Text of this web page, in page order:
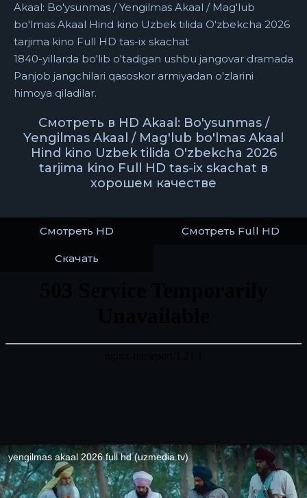
Akaal: Bo'ysunmas / Yengilmas Akaal / Mag'lub
bo'lmas Akaal Hind kino Uzbek tilida O'zbekcha 2026
tarjima kino Full HD tas-ix skachat
1840-yillarda bo'lib o'tadigan ushbu jangovar dramada
Panjob jangchilari qasoskor armiyadan o'zlarini
himoya qiladilar.
Смотреть в HD Akaal: Bo'ysunmas /
Yengilmas Akaal / Mag'lub bo'lmas Akaal
Hind kino Uzbek tilida O'zbekcha 2026
tarjima kino Full HD tas-ix skachat в
хорошем качестве
Смотреть HD Смотреть Full HD
Скачать